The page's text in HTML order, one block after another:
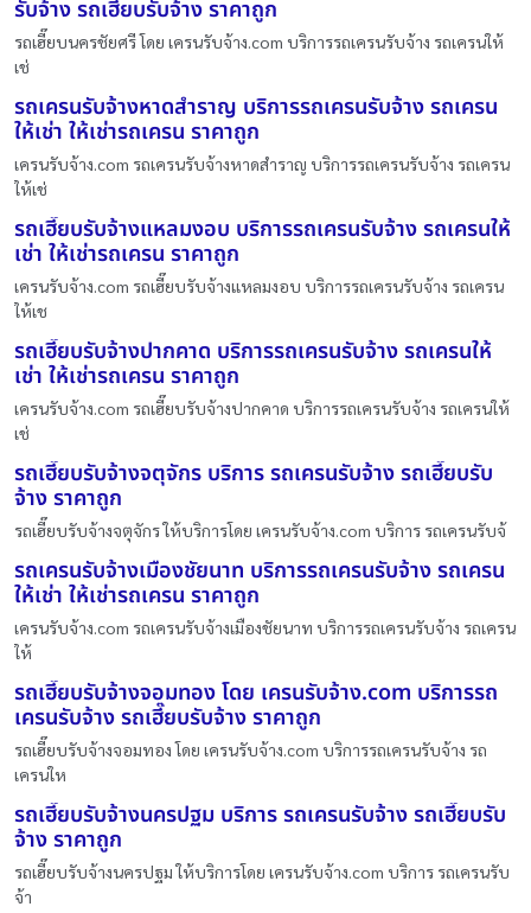
รับจ้าง รถเฮี๊ยบรับจ้าง ราคาถูก
รถเฮี๊ยบนครชัยศรี โดย เครนรับจ้าง.com บริการรถเครนรับจ้าง รถเครนให้
เช่
รถเครนรับจ้างหาดสำราญ บริการรถเครนรับจ้าง รถเครน
ให้เช่า ให้เช่ารถเครน ราคาถูก
เครนรับจ้าง.com รถเครนรับจ้างหาดสำราญ บริการรถเครนรับจ้าง รถเครน
ให้เช่
รถเฮี๊ยบรับจ้างแหลมงอบ บริการรถเครนรับจ้าง รถเครนให้
เช่า ให้เช่ารถเครน ราคาถูก
เครนรับจ้าง.com รถเฮี๊ยบรับจ้างแหลมงอบ บริการรถเครนรับจ้าง รถเครน
ให้เช
รถเฮี๊ยบรับจ้างปากคาด บริการรถเครนรับจ้าง รถเครนให้
เช่า ให้เช่ารถเครน ราคาถูก
เครนรับจ้าง.com รถเฮี๊ยบรับจ้างปากคาด บริการรถเครนรับจ้าง รถเครนให้
เช่
รถเฮี๊ยบรับจ้างจตุจักร บริการ รถเครนรับจ้าง รถเฮี๊ยบรับ
จ้าง ราคาถูก
รถเฮี๊ยบรับจ้างจตุจักร ให้บริการโดย เครนรับจ้าง.com บริการ รถเครนรับจ้
รถเครนรับจ้างเมืองชัยนาท บริการรถเครนรับจ้าง รถเครน
ให้เช่า ให้เช่ารถเครน ราคาถูก
เครนรับจ้าง.com รถเครนรับจ้างเมืองชัยนาท บริการรถเครนรับจ้าง รถเครน
ให้
รถเฮี๊ยบรับจ้างจอมทอง โดย เครนรับจ้าง.com บริการรถ
เครนรับจ้าง รถเฮี๊ยบรับจ้าง ราคาถูก
รถเฮี๊ยบรับจ้างจอมทอง โดย เครนรับจ้าง.com บริการรถเครนรับจ้าง รถ
เครนให
รถเฮี๊ยบรับจ้างนครปฐม บริการ รถเครนรับจ้าง รถเฮี๊ยบรับ
จ้าง ราคาถูก
รถเฮี๊ยบรับจ้างนครปฐม ให้บริการโดย เครนรับจ้าง.com บริการ รถเครนรับ
จ้า